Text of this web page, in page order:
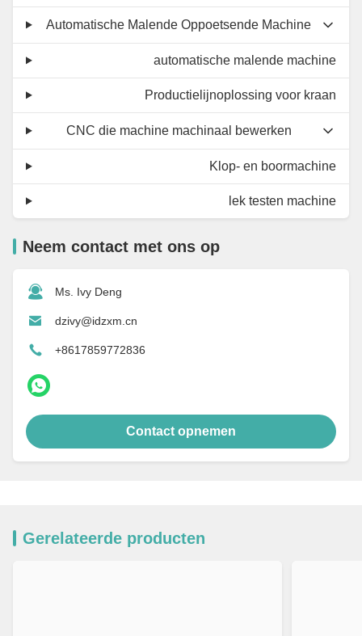
Automatische Malende Oppoetsende Machine
automatische malende machine
Productielijnoplossing voor kraan
CNC die machine machinaal bewerken
Klop- en boormachine
lek testen machine
Neem contact met ons op
Ms. Ivy Deng
dzivy@idzxm.cn
+8617859772836
Contact opnemen
Gerelateerde producten